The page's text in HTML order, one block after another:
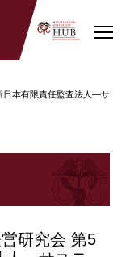
日本有限責任監査法人―サ
研究会 第5